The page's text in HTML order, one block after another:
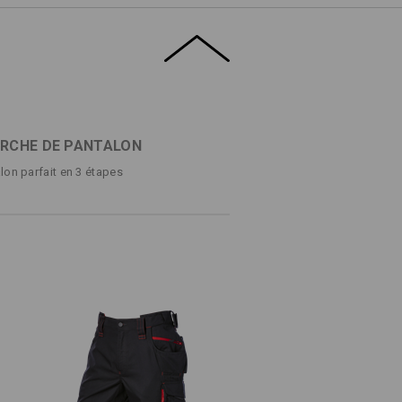
poche plaquée pour stylos et pour
à droite
fermeture velcro
Repasser à chaud
La ceinture
DE PANTALON
parfait en 3 étapes